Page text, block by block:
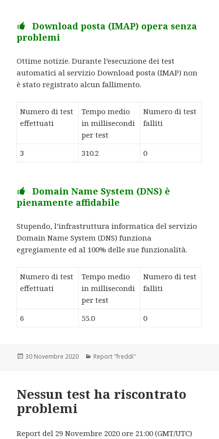
Download posta (IMAP) opera senza
problemi
Ottime notizie. Durante l’esecuzione dei test
automatici al servizio Download posta (IMAP) non
è stato registrato alcun fallimento.
Numero di test
effettuati
Tempo medio
in millisecondi
per test
Numero di test
falliti
3 310.2 0
Domain Name System (DNS) è
pienamente affidabile
Stupendo, l’infrastruttura informatica del servizio
Domain Name System (DNS) funziona
egregiamente ed al 100% delle sue funzionalità.
Numero di test
effettuati
Tempo medio
in millisecondi
per test
Numero di test
falliti
6 55.0 0
Scritto
30 Novembre 2020 Categorie
Report "freddi"
Nessun test ha riscontrato
problemi
Report del 29 Novembre 2020 ore 21:00 (GMT/UTC)